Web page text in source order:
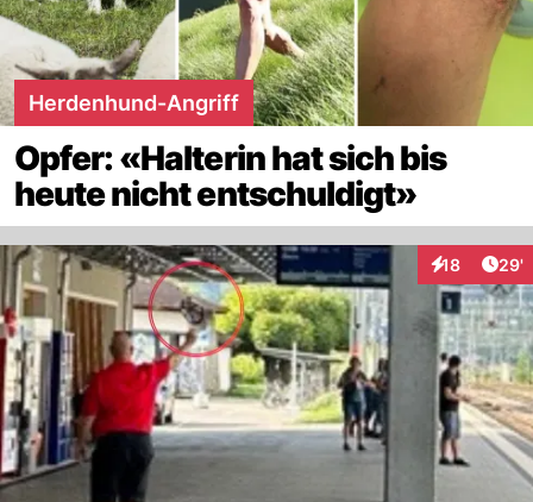
Herdenhund-Angriff
Opfer: «Halterin hat sich bis
heute nicht entschuldigt»
18
Interaktionen
29'